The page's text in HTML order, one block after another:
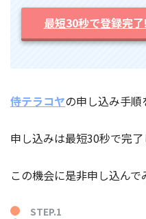
最短30秒で登録完
侍テラコヤの申し込み手
申し込みは最短30秒で完了
この機会に是非申し込ん
STEP.1